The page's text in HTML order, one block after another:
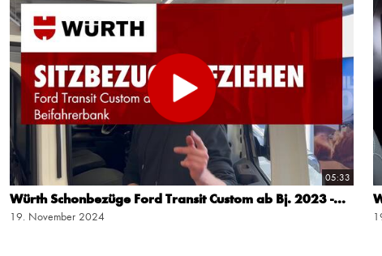
05:33
Würth Schonbezüge Ford Transit Custom ab Bj. 2023 -...
19. November 2024